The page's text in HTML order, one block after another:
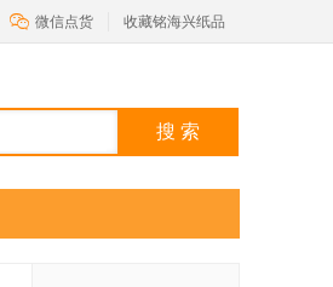
 微信点货 收藏铭海兴纸品
搜 索